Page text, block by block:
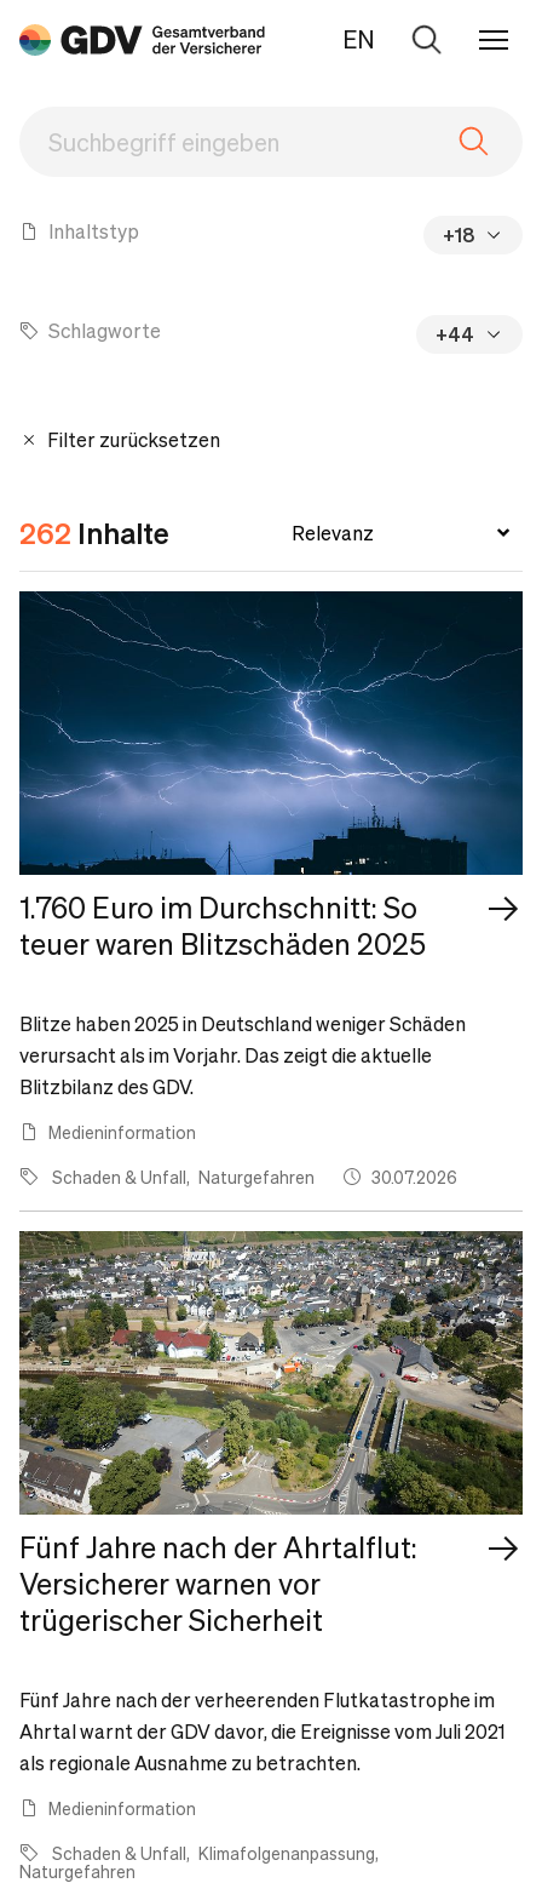
EN
Zur
Inhaltstyp +18
Schlagworte +44
Filter zurücksetzen
262 Inhalte
1.760 Euro im Durchschnitt: So
teuer waren Blitzschäden 2025
Blitze haben 2025 in Deutschland weniger Schäden
verursacht als im Vorjahr. Das zeigt die aktuelle
Blitzbilanz des GDV.
Medieninformation
Schaden & Unfall Naturgefahren 30.07.2026
Fünf Jahre nach der Ahrtalflut:
Versicherer warnen vor
trügerischer Sicherheit
Fünf Jahre nach der verheerenden Flutkatastrophe im
Ahrtal warnt der GDV davor, die Ereignisse vom Juli 2021
als regionale Ausnahme zu betrachten.
Medieninformation
Schaden & Unfall
Klimafolgenanpassung
Naturgefahren